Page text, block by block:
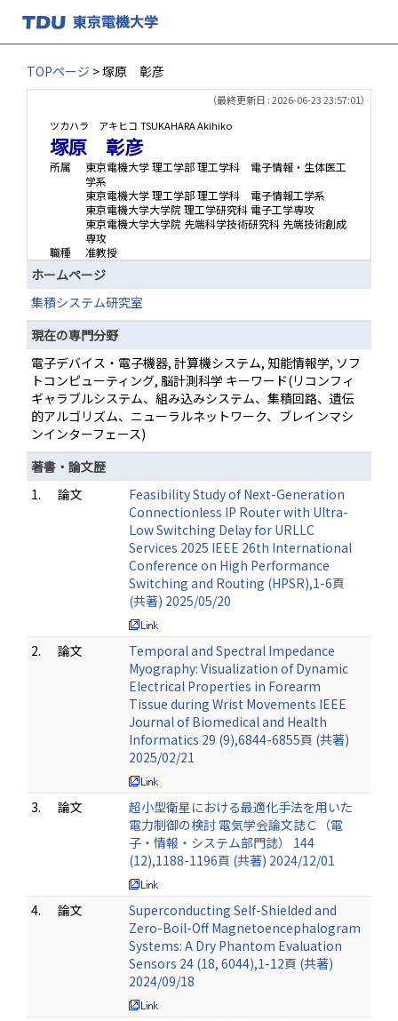
TOPページ > 塚原 彰彦
（最終更新日 : 2026-06-23 23:57:01）
ツカハラ アキヒコ TSUKAHARA Akihiko
塚原 彰彦
所属
東京電機大学 理工学部 理工学科 電子情報・生体医工
学系
東京電機大学 理工学部 理工学科 電子情報工学系
東京電機大学大学院 理工学研究科 電子工学専攻
東京電機大学大学院 先端科学技術研究科 先端技術創成
専攻
職種
准教授
ホームページ
集積システム研究室
現在の専門分野
電子デバイス・電子機器, 計算機システム, 知能情報学, ソフ
トコンピューティング, 脳計測科学 キーワード(リコンフィ
ギャラブルシステム、組み込みシステム、集積回路、遺伝
的アルゴリズム、ニューラルネットワーク、ブレインマシ
ンインターフェース)
著書・論文歴
1.
論文
Feasibility Study of Next-Generation
Connectionless IP Router with Ultra-
Low Switching Delay for URLLC
Services 2025 IEEE 26th International
Conference on High Performance
Switching and Routing (HPSR),1-6頁
(共著) 2025/05/20
2. 論文
Temporal and Spectral Impedance
Myography: Visualization of Dynamic
Electrical Properties in Forearm
Tissue during Wrist Movements IEEE
Journal of Biomedical and Health
Informatics 29 (9),6844-6855頁 (共著)
2025/02/21
3. 論文
超小型衛星における最適化手法を用いた
電力制御の検討 電気学会論文誌Ｃ（電
子・情報・システム部門誌） 144
(12),1188-1196頁 (共著) 2024/12/01
4. 論文
Superconducting Self-Shielded and
Zero-Boil-Off Magnetoencephalogram
Systems: A Dry Phantom Evaluation
Sensors 24 (18, 6044),1-12頁 (共著)
2024/09/18